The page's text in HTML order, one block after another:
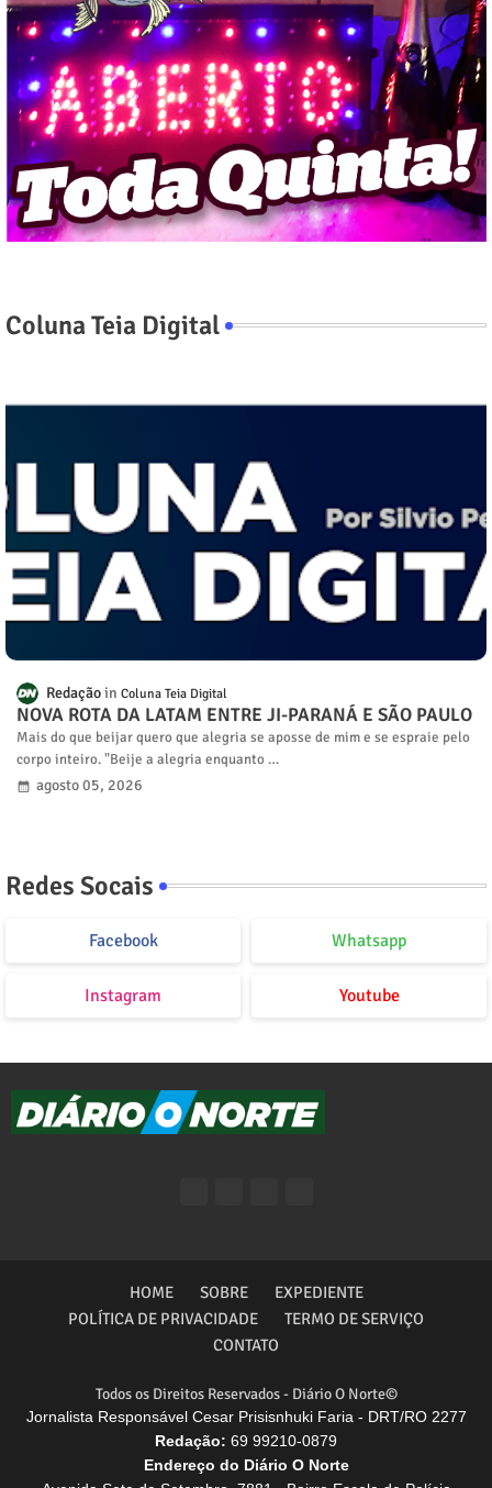
Coluna Teia Digital
Redação Coluna Teia Digital
NOVA ROTA DA LATAM ENTRE JI-PARANÁ E SÃO PAULO
Mais do que beijar quero que alegria se aposse de mim e se espraie pelo
corpo inteiro. "Beije a alegria enquanto …
agosto 05, 2026
Redes Socais
Facebook Whatsapp
Instagram Youtube
Todos os Direitos Reservados - Diário O Norte©
Jornalista Responsável Cesar Prisisnhuki Faria - DRT/RO 2277
Redação: 69 99210-0879
Endereço do Diário O Norte
HOME SOBRE
EXPEDIENTE
POLÍTICA DE PRIVACIDADE
TERMO DE SERVIÇO
CONTATO